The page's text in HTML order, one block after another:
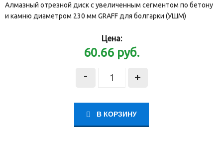
Алмазный отрезной диск с увеличенным сегментом по бетону
и камню диаметром 230 мм GRAFF для болгарки (УШМ)
Цена:
60.66 руб.
- +
В КОРЗИНУ